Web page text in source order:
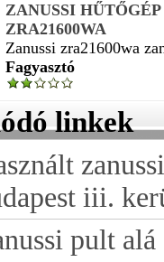
ZANUSSI
ZRA21600WA
Zanussi zra21600wa
Fagyasztó
linkek
iii.
pult